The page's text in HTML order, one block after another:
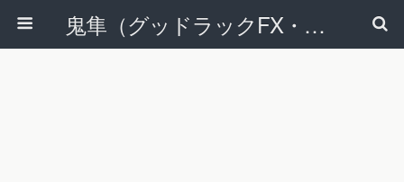
鬼隼（グッドラックFX・改）